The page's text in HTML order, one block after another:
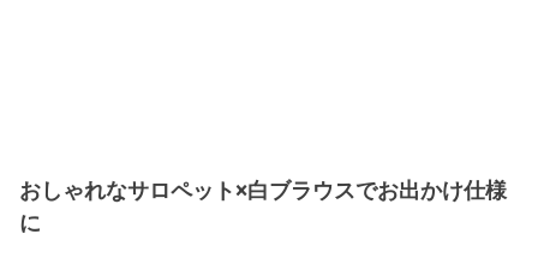
おしゃれなサロペット×白ブラウスでお出かけ仕様
に